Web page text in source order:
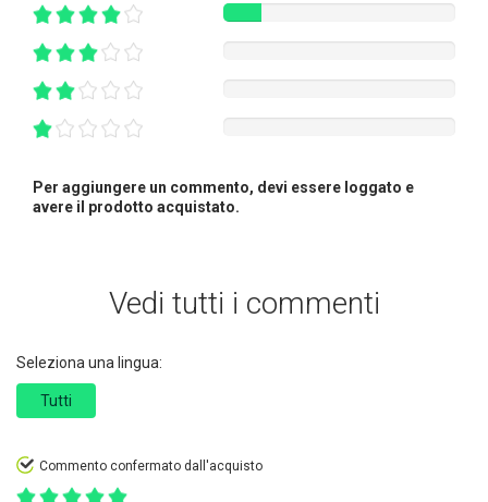
Per aggiungere un commento, devi essere loggato e
avere il prodotto acquistato.
Vedi tutti i commenti
Seleziona una lingua:
Tutti
Commento confermato dall'acquisto